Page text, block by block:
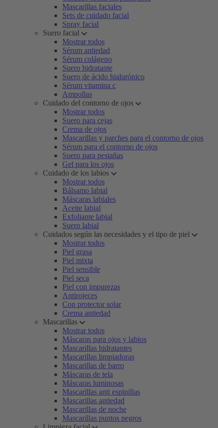
Mascarillas faciales
Sets de cuidado facial
Spray facial
Suero facial
Mostrar todos
Sérum antiedad
Sérum colágeno
Suero hidratante
Suero de ácido hialurónico
Sérum vitamina c
Ampollas
Cuidado del contorno de ojos
Mostrar todos
Suero para cejas
Crema de ojos
Mascarillas y parches para el contorno de ojos
Sérum para el contorno de ojos
Suero para pestañas
Gel para los ojos
Cuidado de los labios
Mostrar todos
Bálsamo labial
Máscaras labiales
Aceite labial
Exfoliante labial
Suero labial
Cuidados según las necesidades y el tipo de piel
Mostrar todos
Piel grasa
Piel mixta
Piel sensible
Piel seca
Piel con impurezas
Antirojeces
Con protector solar
Crema antiedad
Mascarillas
Mostrar todos
Máscaras para ojos y labios
Mascarillas hidratantes
Mascarillas limpiadoras
Mascarillas de barro
Máscaras de tela
Máscaras luminosas
Mascarillas anti espinillas
Mascarillas antiedad
Mascarillas de noche
Mascarillas puntos negros